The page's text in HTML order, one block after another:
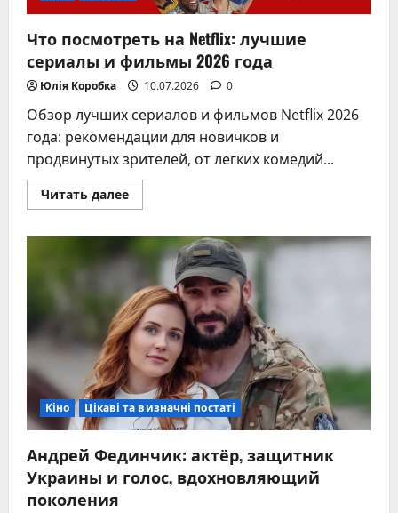
Что посмотреть на Netflix: лучшие
сериалы и фильмы 2026 года
Юлія Коробка 10.07.2026 0
Обзор лучших сериалов и фильмов Netflix 2026
года: рекомендации для новичков и
продвинутых зрителей, от легких комедий...
Читать далееПрочитать
больше
посмотреть
на
Netflix:
лучшие
сериалы
и
фильмы
2026
года
Кіно Цікаві та визначні постаті
Андрей Фединчик: актёр, защитник
Украины и голос, вдохновляющий
поколения